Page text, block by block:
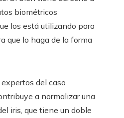
biométricos
los está utilizando para
que lo haga de la forma
del caso
a normalizar una
iris, que tiene un doble